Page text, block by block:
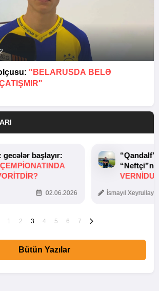
"BELARUSDA BELƏ
gecələr başlayır:
02.06.2026 İsmayıl
1 2 3 4 5 6 7
Bütün Yazılar